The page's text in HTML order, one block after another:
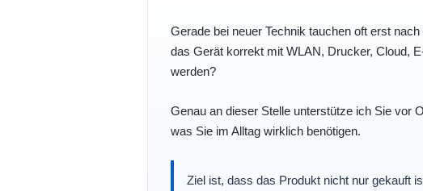
Gerade bei neuer Technik tauchen oft erst
das Gerät korrekt mit WLAN, Drucker, Cloud,
werden?
Genau an dieser Stelle unterstütze ich Sie vor
was Sie im Alltag wirklich benötigen.
Ziel ist, dass das Produkt nicht nur gekauft